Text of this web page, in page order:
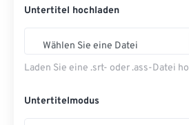
Untertitel hochladen
Wählen Sie eine Datei
Laden Sie eine .srt- oder .ass-Datei
Untertitelmodus